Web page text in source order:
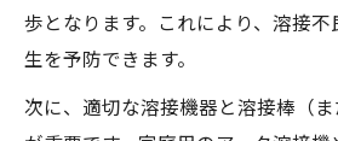
半自動やアーク溶接に役立つ
ステンレス配管溶接で半
意点
歩となります。これにより、溶接
生を予防できます。
次に、適切な溶接機器と溶接棒（